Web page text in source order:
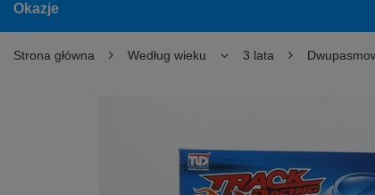
Okazje
Strona główna Według wieku 3 lata